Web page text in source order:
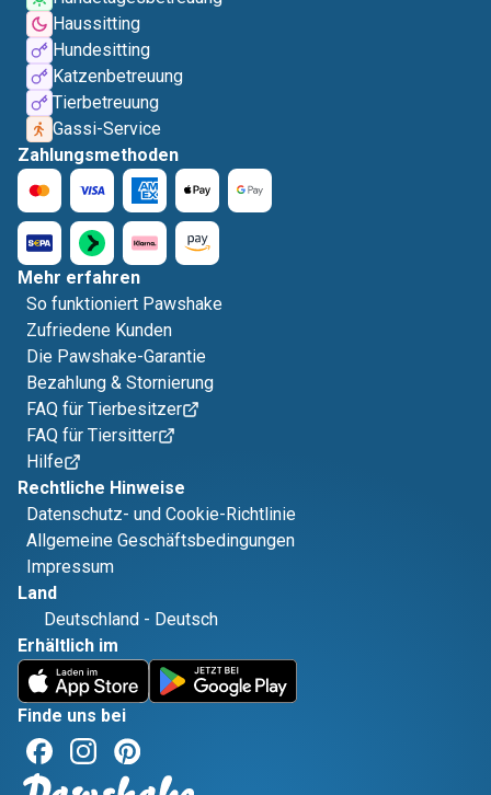
Haussitting
Hundesitting
Katzenbetreuung
Tierbetreuung
Gassi-Service
Zahlungsmethoden
Mehr erfahren
So funktioniert Pawshake
Zufriedene Kunden
Die Pawshake-Garantie
Bezahlung & Stornierung
FAQ für Tierbesitzer
FAQ für Tiersitter
Hilfe
Rechtliche Hinweise
Datenschutz- und Cookie-Richtlinie
Allgemeine Geschäftsbedingungen
Impressum
Land
Deutschland - Deutsch
Erhältlich im
Finde uns bei